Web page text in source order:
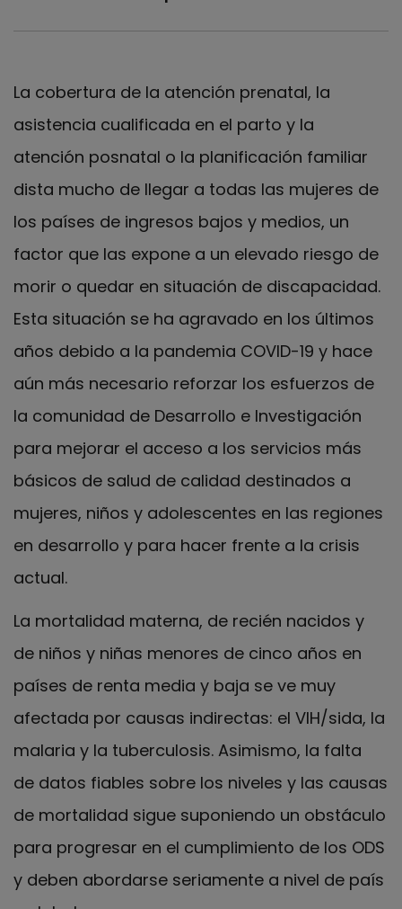
La cobertura de la atención prenatal, la
asistencia cualificada en el parto y la
atención posnatal o la planificación familiar
dista mucho de llegar a todas las mujeres de
los países de ingresos bajos y medios, un
factor que las expone a un elevado riesgo de
morir o quedar en situación de discapacidad.
Esta situación se ha agravado en los últimos
años debido a la pandemia COVID-19 y hace
aún más necesario reforzar los esfuerzos de
la comunidad de Desarrollo e Investigación
para mejorar el acceso a los servicios más
básicos de salud de calidad destinados a
mujeres, niños y adolescentes en las regiones
en desarrollo y para hacer frente a la crisis
actual.
La mortalidad materna, de recién nacidos y
de niños y niñas menores de cinco años en
países de renta media y baja se ve muy
afectada por causas indirectas: el VIH/sida, la
malaria y la tuberculosis. Asimismo, la falta
de datos fiables sobre los niveles y las causas
de mortalidad sigue suponiendo un obstáculo
para progresar en el cumplimiento de los ODS
y deben abordarse seriamente a nivel de país